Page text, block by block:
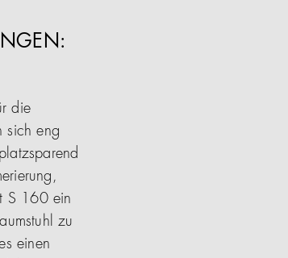
die
sich eng
S 160 ein
zu
einen